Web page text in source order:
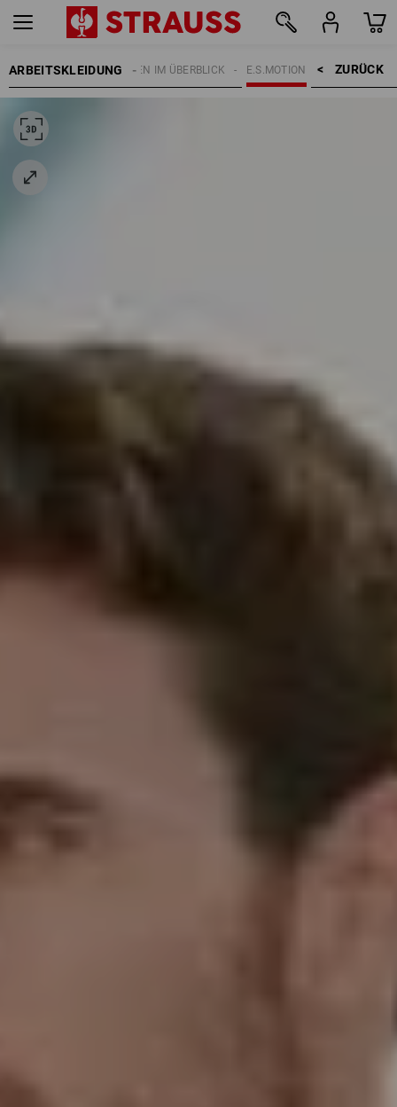
ARBEITSKLEIDUNG ZURÜCK    >
E.S.MOTION
E.S. KOLLEKTIONEN IM ÜBERBLICK